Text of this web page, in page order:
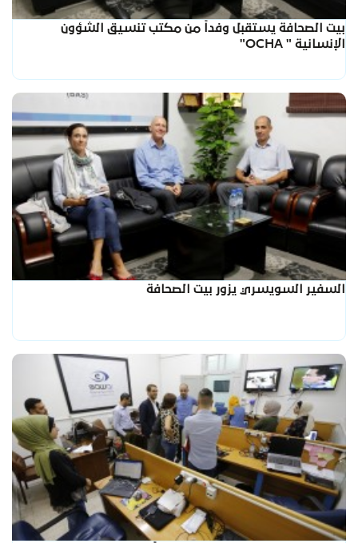
بيت الصحافة يستقبل وفداً من مكتب تنسيق الشؤون
الإنسانية " OCHA"
السفير السويسري يزور بيت الصحافة